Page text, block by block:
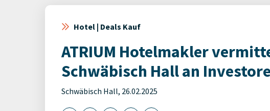
Hotel | Deals Kauf
ATRIUM Hotelmakler
Schwäbisch Hall an
Schwäbisch Hall, 26.02.2025